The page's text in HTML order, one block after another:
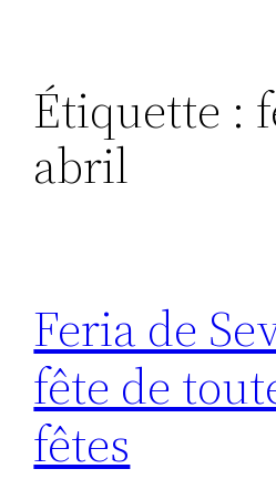
Étiquette :
abril
Feria de
fête de
fêtes